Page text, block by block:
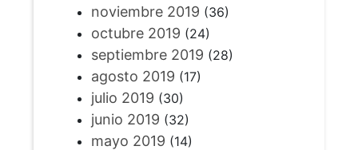
noviembre 2019 (36)
octubre 2019 (24)
septiembre 2019 (28)
agosto 2019 (17)
julio 2019 (30)
junio 2019 (32)
mayo 2019 (14)